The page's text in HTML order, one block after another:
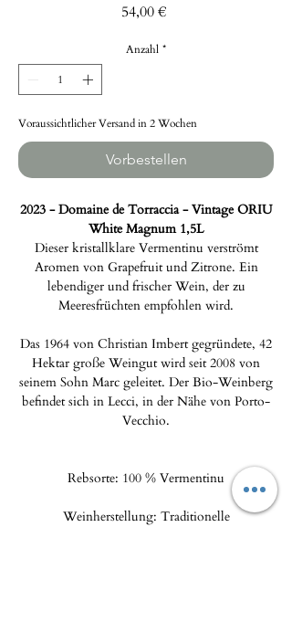
54,00 €Preis
Anzahl *
Voraussichtlicher Versand in 2 Wochen
Vorbestellen
2023 - Domaine de Torraccia - Vintage ORIU
White Magnum 1,5L
Dieser kristallklare Vermentinu verströmt
Aromen von Grapefruit und Zitrone. Ein
lebendiger und frischer Wein, der zu
Meeresfrüchten empfohlen wird.
Das 1964 von Christian Imbert gegründete, 42
Hektar große Weingut wird seit 2008 von
seinem Sohn Marc geleitet. Der Bio-Weinberg
befindet sich in Lecci, in der Nähe von Porto-
Vecchio.
Rebsorte: 100 % Vermentinu
Weinherstellung: Traditionelle